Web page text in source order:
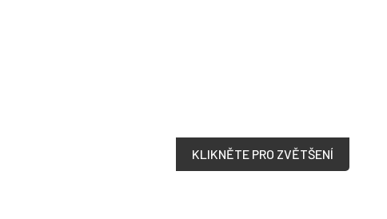
KLIKNĚTE PRO ZVĚTŠENÍ